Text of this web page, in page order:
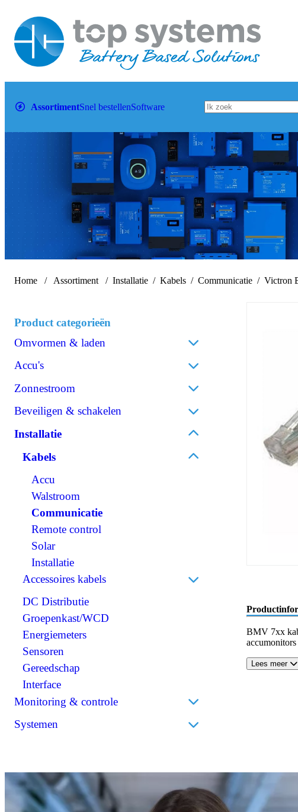
AssortimentSnel bestellenSoftware
Home Assortiment Installatie Kabels Communicatie Victron
Product categorieën
Omvormen & laden
Acculaders
Omvormen/laden combi
Omvormen DC/AC
120V Producten
IEC/UK Producten
Accessoires Omvormen & laden
Accu's
Lithium
AGM
Spiraalcel
Tractie
OPzS
OPzV
Accessoires accu's
Zonnestroom
Zonnepanelen
Omvormers zonnepanelen
Beveiligen & schakelen
Omschakelautomaten
Isolatiebewakers
Zekeringhouders
Schakelaars
Relais
Scheidingstransformatoren
BMS (Battery Management System)
Installatie
Kabels
Accu
Walstroom
Communicatie
Remote control
Solar
Installatie
Accessoires kabels
Perskabelogen
Accuklemmen
Isolatiekappen
Stekkers
Krimpkousen
DC Distributie
Groepenkast/WCD
Energiemeters
Sensoren
Gereedschap
Interface
Monitoring & controle
Accumonitors
Systemen
BMV 7xx
accumonitors
Lees meer